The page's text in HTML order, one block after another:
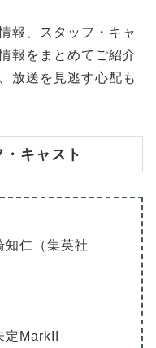
報、スタッフ・キャ
報をまとめてご紹介
放送を見逃す心配も
キャスト
知仁（集英社
MarkII